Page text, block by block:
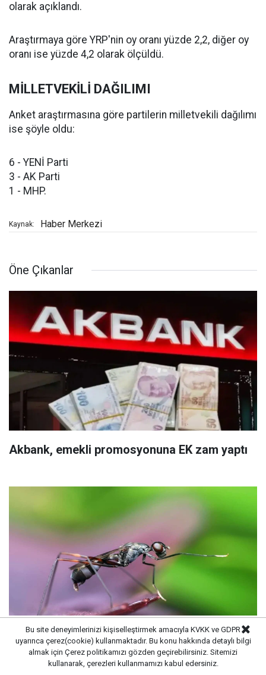
olarak açıklandı.
Araştırmaya göre YRP'nin oy oranı yüzde 2,2, diğer oy
oranı ise yüzde 4,2 olarak ölçüldü.
MİLLETVEKİLİ DAĞILIMI
Anket araştırmasına göre partilerin milletvekili dağılımı
ise şöyle oldu:
6 - YENİ Parti
3 - AK Parti
1 - MHP.
Kaynak: Haber Merkezi
Öne Çıkanlar
Akbank, emekli promosyonuna EK zam yaptı
Karıncaların kökünü kurutan yöntem:
Evinizden karıncaları uzak
Bu site deneyimlerinizi kişiselleştirmek amacıyla KVKK ve GDPR
uyarınca çerez(cookie) kullanmaktadır. Bu konu hakkında detaylı bilgi
almak için Çerez politikamızı gözden geçirebilirsiniz. Sitemizi
kullanarak, çerezleri kullanmamızı kabul edersiniz.